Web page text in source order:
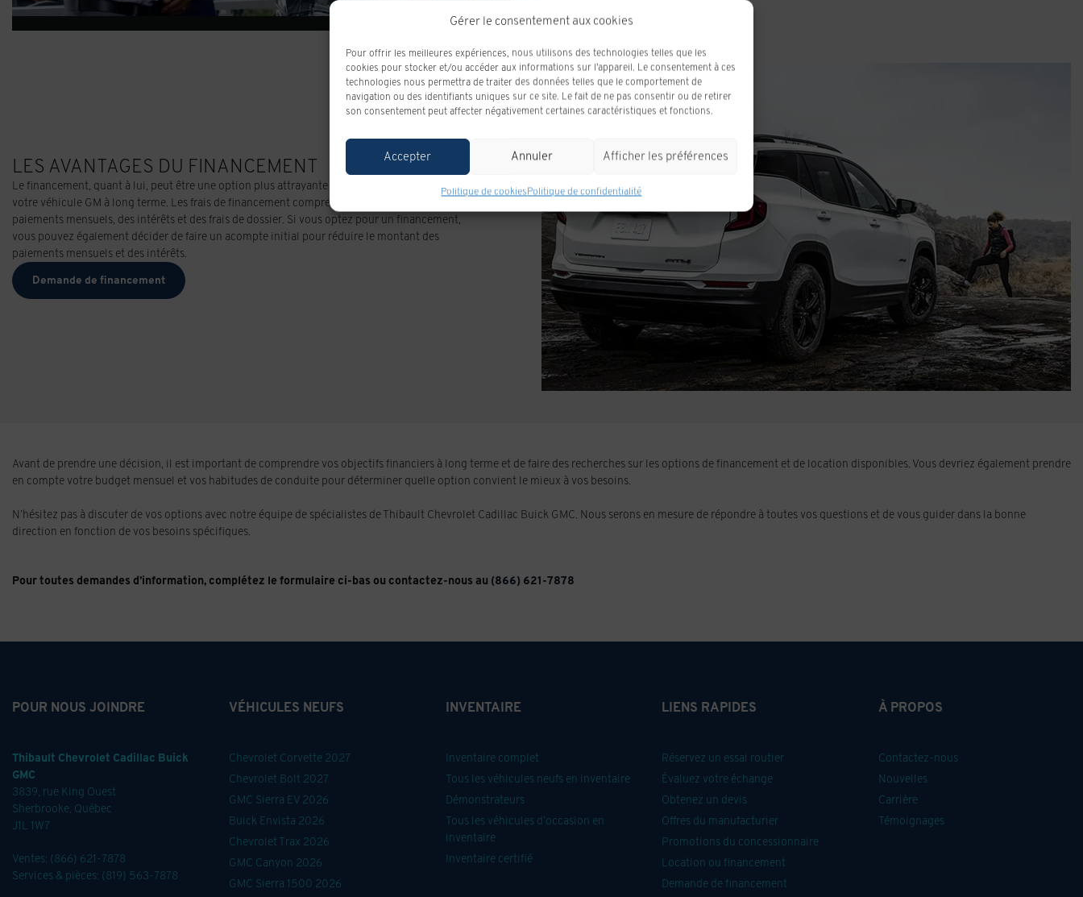
Gérer le consentement aux cookies
Pour offrir les meilleures expériences, nous utilisons des technologies telles que les
cookies pour stocker et/ou accéder aux informations sur l'appareil. Le consentement à ces
technologies nous permettra de traiter des données telles que le comportement de
navigation ou des identifiants uniques sur ce site. Le fait de ne pas consentir ou de retirer
son consentement peut affecter négativement certaines caractéristiques et fonctions.
Accepter Annuler Afficher les préférences
Politique de cookiesPolitique de confidentialité
LES AVANTAGES DU FINANCEMENT
Le financement, quant à lui, peut être une option plus attrayante si vous souhaitez posséder
votre véhicule GM à long terme. Les frais de financement comprennent généralement des
paiements mensuels, des intérêts et des frais de dossier. Si vous optez pour un financement,
vous pouvez également décider de faire un acompte initial pour réduire le montant des
paiements mensuels et des intérêts.
Demande de financement
Avant de prendre une décision, il est important de comprendre vos objectifs financiers à long terme et de faire des recherches sur les options de financement et de location disponibles. Vous devriez également prendre
en compte votre budget mensuel et vos habitudes de conduite pour déterminer quelle option convient le mieux à vos besoins.
N’hésitez pas à discuter de vos options avec notre équipe de spécialistes de Thibault Chevrolet Cadillac Buick GMC. Nous serons en mesure de répondre à toutes vos questions et de vous guider dans la bonne
direction en fonction de vos besoins spécifiques.
Pour toutes demandes d’information, complétez le formulaire ci-bas ou contactez-nous au (866) 621-7878
POUR NOUS JOINDRE
Thibault Chevrolet Cadillac Buick
GMC
3839, rue King Ouest
Sherbrooke, Québec
J1L 1W7
Ventes: (866) 621-7878
Services & pièces: (819) 563-7878
VÉHICULES NEUFS
Chevrolet Corvette 2027
Chevrolet Bolt 2027
GMC Sierra EV 2026
Buick Envista 2026
Chevrolet Trax 2026
GMC Canyon 2026
GMC Sierra 1500 2026
INVENTAIRE
Inventaire complet
Tous les véhicules neufs en inventaire
Démonstrateurs
Tous les véhicules d’occasion en
inventaire
Inventaire certifié
LIENS RAPIDES
Réservez un essai routier
Évaluez votre échange
Obtenez un devis
Offres du manufacturier
Promotions du concessionnaire
Location ou financement
Demande de financement
À PROPOS
Contactez-nous
Nouvelles
Carrière
Témoignages